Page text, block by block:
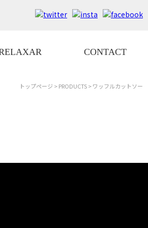
CONTACT
トップページ >PRODUCTS> ワッフルカットソー